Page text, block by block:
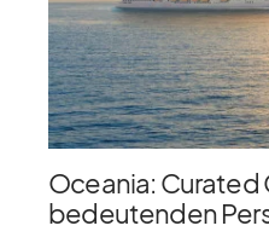
Oceania: Curated
bedeutenden